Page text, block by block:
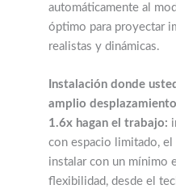
automáticamente al
óptimo para proyectar
realistas y dinámicas.
Instalación donde
amplio
1.6x hagan el trabajo:
con espacio limitado,
instalar con un mínimo
flexibilidad, desde el